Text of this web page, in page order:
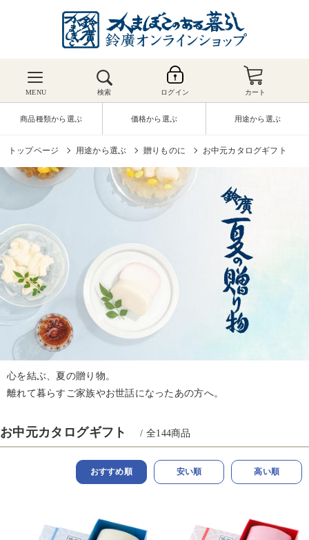
MENU 検索 ログイン カート
商品種類から選ぶ 価格から選ぶ 用途から選ぶ
トップページ 用途から選ぶ 贈りものに お中元カタログギフト
心を結ぶ、夏の贈り物。
離れて暮らすご家族やお世話になったあの方へ。
お中元カタログギフト / 全144商品
おすすめ順 安い順 高い順